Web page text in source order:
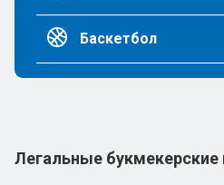
Баскетбол
Легальные